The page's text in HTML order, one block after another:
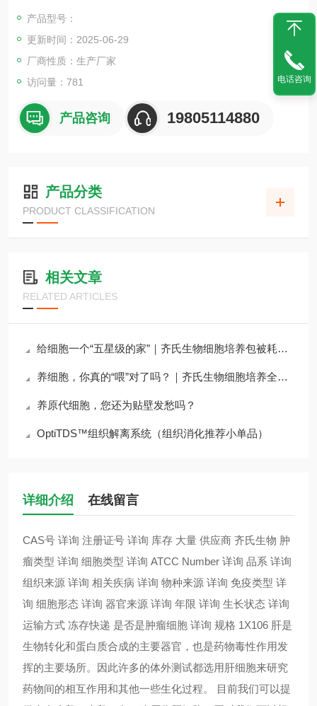
106肝是生物转化和蛋白质合成的主要器官，也是药物毒性作用
发挥的主要场所
产品型号：
更新时间：2025-06-29
厂商性质：生产厂家
访问量：781
产品咨询 19805114880
产品分类
PRODUCT CLASSIFICATION
相关文章
RELATED ARTICLES
给细胞一个“五星级的家”｜齐氏生物细胞培养包被耗材全攻略
养细胞，你真的“喂”对了吗？｜齐氏生物细胞培养全系列试剂详解
养原代细胞，您还为贴壁发愁吗？
OptiTDS™组织解离系统（组织消化推荐小单品）
详细介绍 在线留言
CAS号 详询 注册证号 详询 库存 大量 供应商 齐氏生物 肿
瘤类型 详询 细胞类型 详询 ATCC Number 详询 品系 详询
组织来源 详询 相关疾病 详询 物种来源 详询 免疫类型 详
询 细胞形态 详询 器官来源 详询 年限 详询 生长状态 详询
运输方式 冻存快递 是否是肿瘤细胞 详询 规格 1X106 肝是
生物转化和蛋白质合成的主要器官，也是药物毒性作用发
挥的主要场所。因此许多的体外测试都选用肝细胞来研究
药物间的相互作用和其他一些生化过程。 目前我们可以提
电话咨询